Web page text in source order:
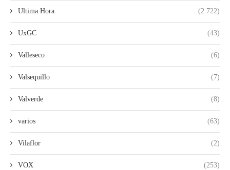
Ultima Hora (2.722)
UxGC (43)
Valleseco (6)
Valsequillo (7)
Valverde (8)
varios (63)
Vilaflor (2)
VOX (253)